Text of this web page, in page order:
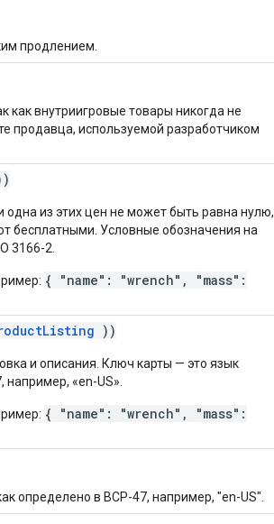
продлением.
внутриигровые товары никогда не
продавца, используемой разработчиком
из этих цен не может быть равна нулю,
бесплатными. Условные обозначения на
3166-2.
{ "name": "wrench", "mass":
))
и описания. Ключ карты — это язык
«en-US».
{ "name": "wrench", "mass":
определено в BCP-47, например, "en-US".